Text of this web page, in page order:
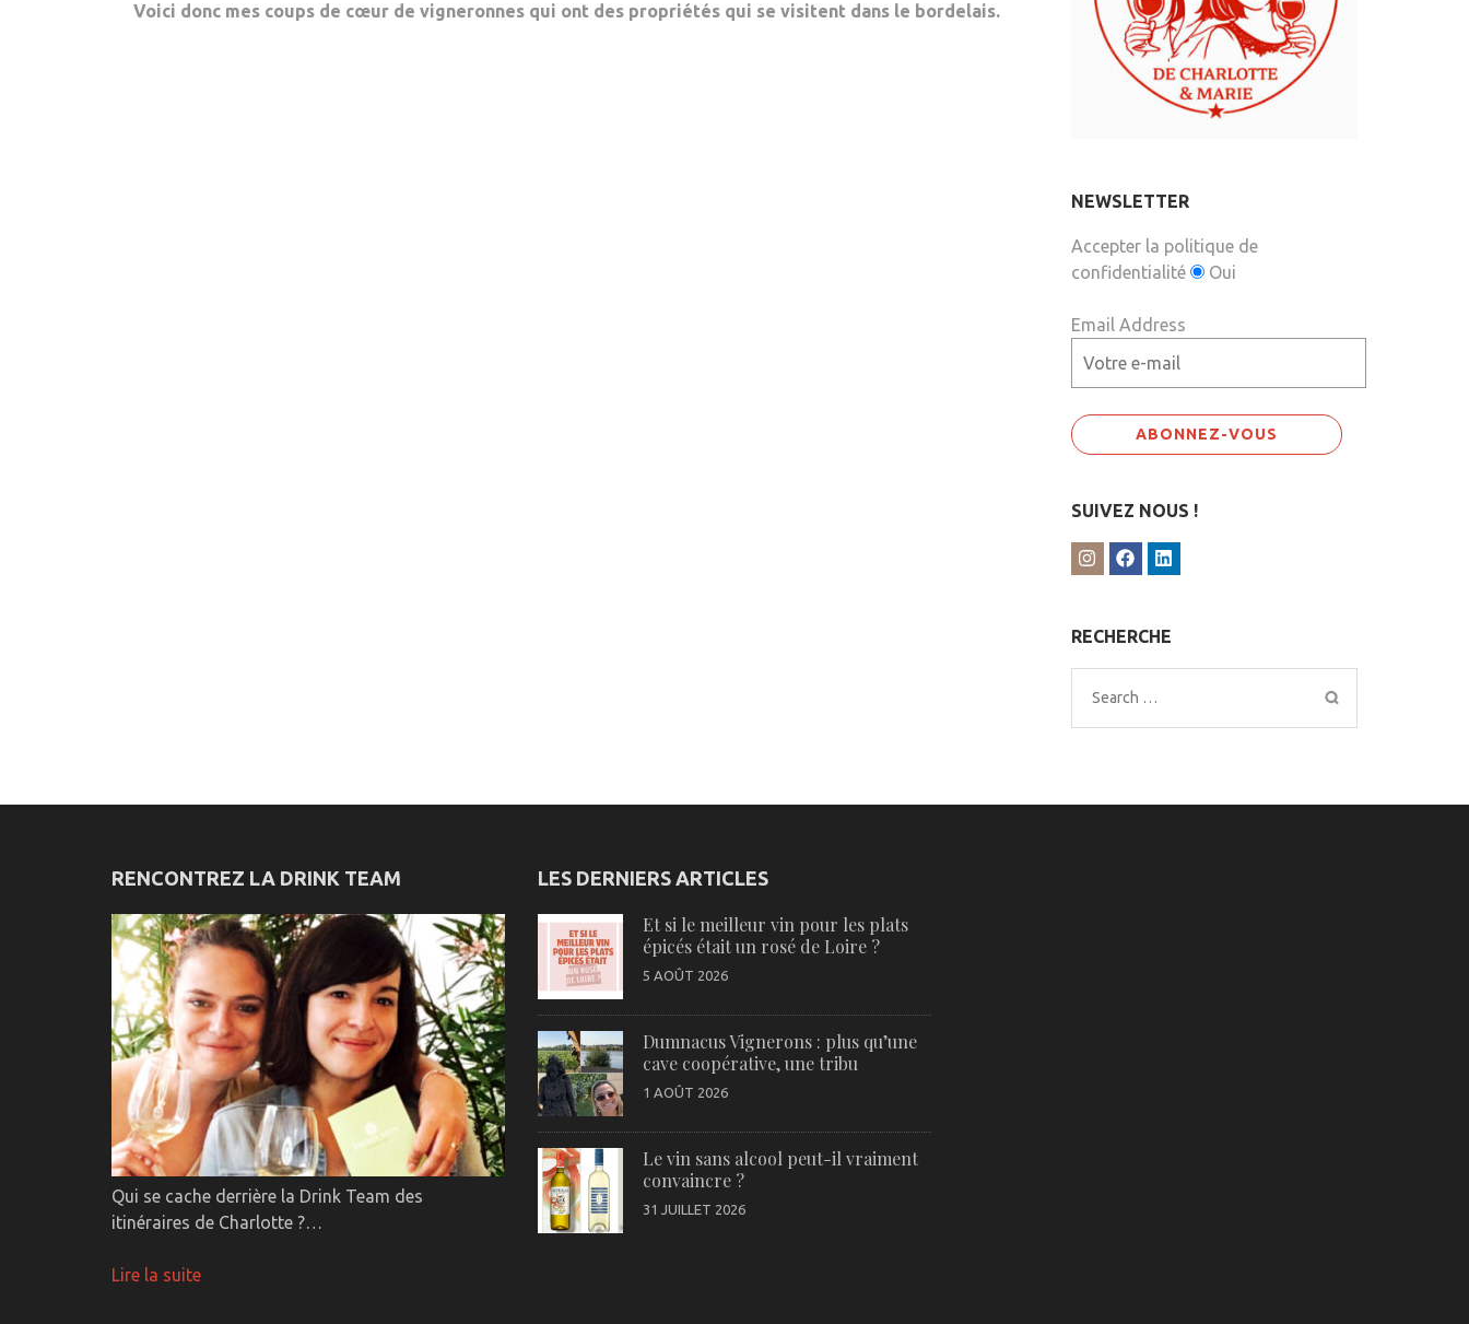
Voici donc mes coups de cœur de vigneronnes qui ont des propriétés qui se visitent dans le bordelais.
NEWSLETTER
Accepter la politique de
confidentialité
Oui
Email Address
SUIVEZ NOUS !
RECHERCHE
Search
for:
RENCONTREZ LA DRINK TEAM
Qui se cache derrière la Drink Team des
itinéraires de Charlotte ?…
Lire la suite
LES DERNIERS ARTICLES
Et si le meilleur vin pour les plats
épicés était un rosé de Loire ?
5 AOÛT 2026
Dumnacus Vignerons : plus qu’une
cave coopérative, une tribu
1 AOÛT 2026
Le vin sans alcool peut-il vraiment
convaincre ?
31 JUILLET 2026